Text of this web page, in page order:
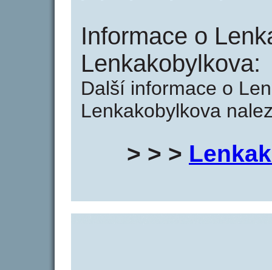
Informace o
Lenkakobylkova:
Další informace o
Lenkakobylkova
> > >